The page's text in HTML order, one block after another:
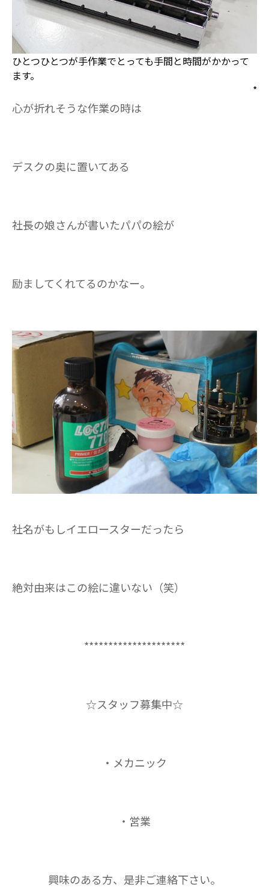
ひとつひとつが手作業でとっても手間と時間がかかって
ます。
*
心が折れそうな作業の時は
デスクの奥に置いてある
社長の娘さんが書いたパパの絵が
励ましてくれてるのかなー。
社名がもしイエロースターだったら
絶対由来はこの絵に違いない（笑）
*********************
☆スタッフ募集中☆
・メカニック
・営業
興味のある方、是非ご連絡下さい。